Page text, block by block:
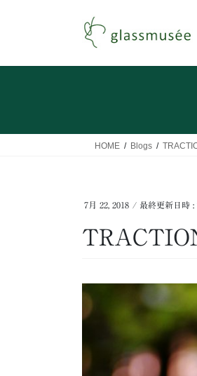
HOME Blogs
7月 22, 2018 / 最終更新日時 :